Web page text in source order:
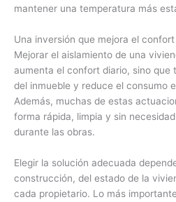
mantener una temperatura más
Una inversión que mejora el
Mejorar el aislamiento de una
aumenta el confort diario, sino que
del inmueble y reduce el consumo
Además, muchas de estas
forma rápida, limpia y sin
durante las obras.
Elegir la solución adecuada
construcción, del estado de la
cada propietario. Lo más